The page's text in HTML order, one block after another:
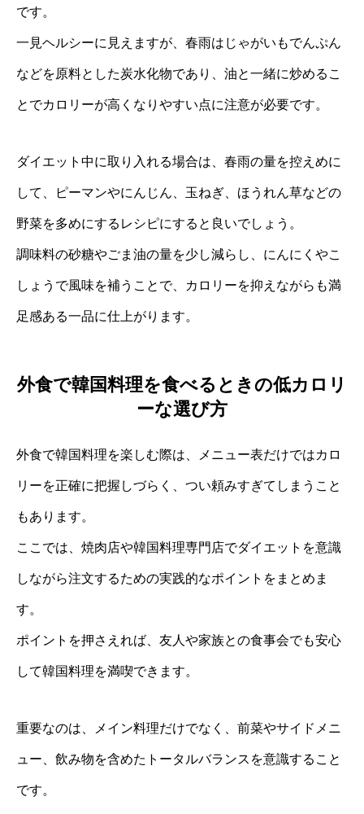
です。
一見ヘルシーに見えますが、春雨はじゃがいもでんぷん
などを原料とした炭水化物であり、油と一緒に炒めるこ
とでカロリーが高くなりやすい点に注意が必要です。
ダイエット中に取り入れる場合は、春雨の量を控えめに
して、ピーマンやにんじん、玉ねぎ、ほうれん草などの
野菜を多めにするレシピにすると良いでしょう。
調味料の砂糖やごま油の量を少し減らし、にんにくやこ
しょうで風味を補うことで、カロリーを抑えながらも満
足感ある一品に仕上がります。
外食で韓国料理を食べるときの低カロリ
ーな選び方
外食で韓国料理を楽しむ際は、メニュー表だけではカロ
リーを正確に把握しづらく、つい頼みすぎてしまうこと
もあります。
ここでは、焼肉店や韓国料理専門店でダイエットを意識
しながら注文するための実践的なポイントをまとめま
す。
ポイントを押さえれば、友人や家族との食事会でも安心
して韓国料理を満喫できます。
重要なのは、メイン料理だけでなく、前菜やサイドメニ
ュー、飲み物を含めたトータルバランスを意識すること
です。